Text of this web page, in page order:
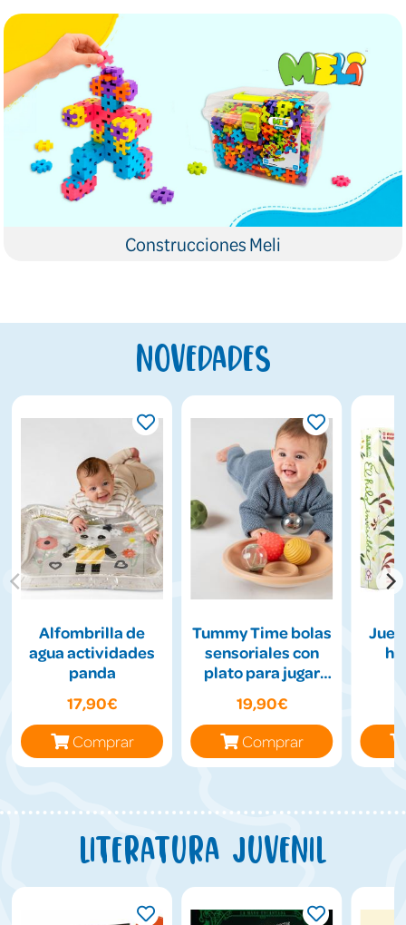
Construcciones Meli
Novedades
Alfombrilla de
agua actividades
panda
17,90€
Comprar
Tummy Time bolas
sensoriales con
plato para jugar
19,90€
Comprar
Literatura juvenil